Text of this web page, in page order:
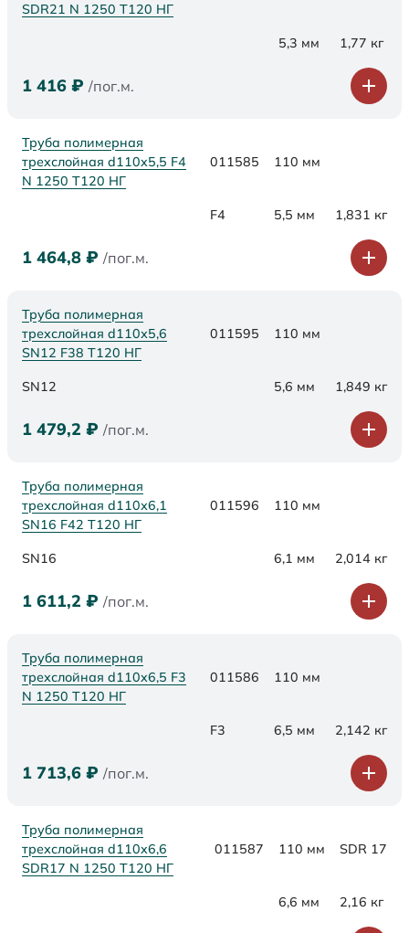
SDR21 N 1250 Т120 НГ
5,3 мм 1,77 кг
1 416 ₽ /пог.м.
Труба полимерная
трехслойная d110x5,5 F4
N 1250 Т120 НГ
011585 110 мм
F4 5,5 мм 1,831 кг
1 464,8 ₽ /пог.м.
Труба полимерная
трехслойная d110х5,6
SN12 F38 Т120 НГ
011595 110 мм
SN12 5,6 мм 1,849 кг
1 479,2 ₽ /пог.м.
Труба полимерная
трехслойная d110х6,1
SN16 F42 Т120 НГ
011596 110 мм
SN16 6,1 мм 2,014 кг
1 611,2 ₽ /пог.м.
Труба полимерная
трехслойная d110x6,5 F3
N 1250 Т120 НГ
011586 110 мм
F3 6,5 мм 2,142 кг
1 713,6 ₽ /пог.м.
Труба полимерная
трехслойная d110x6,6
SDR17 N 1250 Т120 НГ
011587 110 мм SDR 17
6,6 мм 2,16 кг